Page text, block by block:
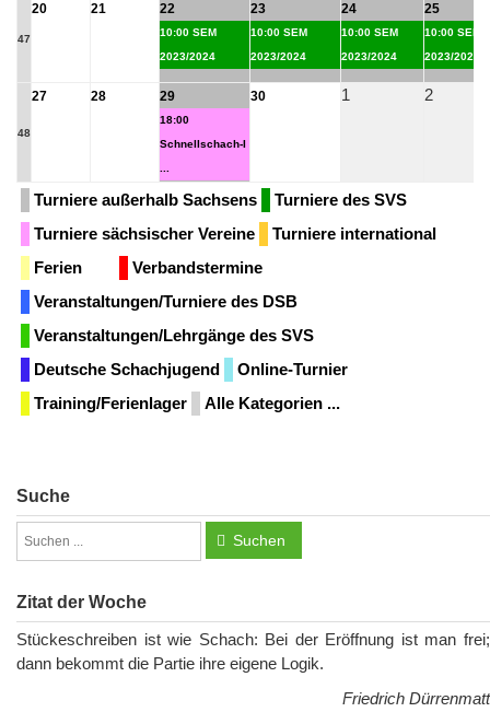
47
20 21 22
10:00 SEM
2023/2024
23
10:00 SEM
2023/2024
24
10:00 SEM
2023/2024
25
10:00 SEM
2023/2024
48
27 28 29
18:00
Schnellschach-I
30 1 2
Turniere außerhalb Sachsens
Turniere des SVS
Turniere sächsischer Vereine
Turniere international
Ferien
Verbandstermine
Veranstaltungen/Turniere des DSB
Veranstaltungen/Lehrgänge des SVS
Deutsche Schachjugend
Online-Turnier
Training/Ferienlager
Alle Kategorien ...
Suche
Suchen
Zitat der Woche
Stückeschreiben ist wie Schach: Bei der Eröffnung ist man frei;
dann bekommt die Partie ihre eigene Logik.
Friedrich Dürrenmatt